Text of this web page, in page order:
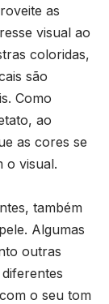
as
visual ao
coloridas,
são
Como
ao
as cores se
o visual.
também
Algumas
outras
o seu tom